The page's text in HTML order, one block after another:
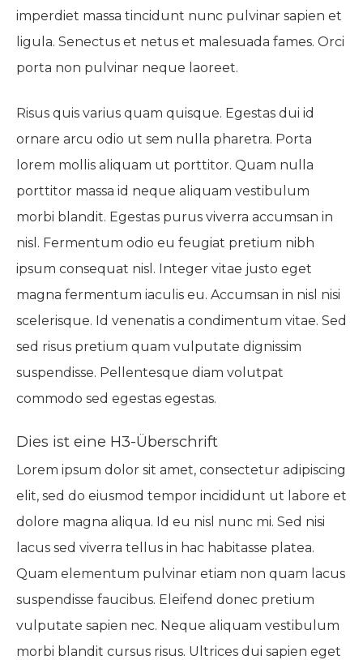
imperdiet massa tincidunt nunc pulvinar sapien et
ligula. Senectus et netus et malesuada fames. Orci
porta non pulvinar neque laoreet.
Risus quis varius quam quisque. Egestas dui id
ornare arcu odio ut sem nulla pharetra. Porta
lorem mollis aliquam ut porttitor. Quam nulla
porttitor massa id neque aliquam vestibulum
morbi blandit. Egestas purus viverra accumsan in
nisl. Fermentum odio eu feugiat pretium nibh
ipsum consequat nisl. Integer vitae justo eget
magna fermentum iaculis eu. Accumsan in nisl nisi
scelerisque. Id venenatis a condimentum vitae. Sed
sed risus pretium quam vulputate dignissim
suspendisse. Pellentesque diam volutpat
commodo sed egestas egestas.
Dies ist eine H3-Überschrift
Lorem ipsum dolor sit amet, consectetur adipiscing
elit, sed do eiusmod tempor incididunt ut labore et
dolore magna aliqua. Id eu nisl nunc mi. Sed nisi
lacus sed viverra tellus in hac habitasse platea.
Quam elementum pulvinar etiam non quam lacus
suspendisse faucibus. Eleifend donec pretium
vulputate sapien nec. Neque aliquam vestibulum
morbi blandit cursus risus. Ultrices dui sapien eget